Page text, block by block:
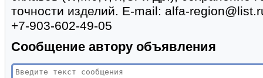
точности изделий. Е-mail: alfa-
+7-903-602-49-05
Сообщение автору объявления